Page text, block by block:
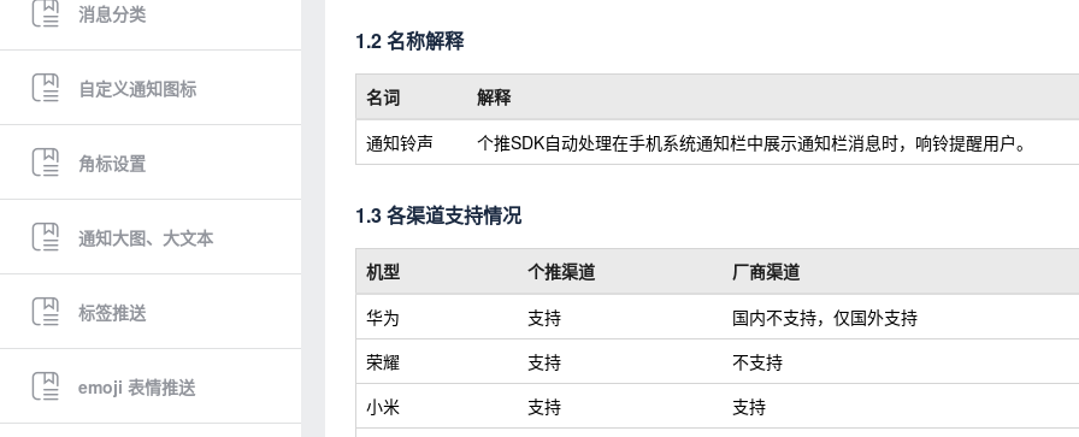
消息分类
自定义通知图标
角标设置
通知大图、大文本
标签推送
emoji 表情推送
1.2 名称解释
名词
解释
通知铃声
个推SDK自动处理在手机系统通知栏中展示通知栏消息时，响铃提醒用户。
1.3 各渠道支持情况
机型 个推渠道
厂商渠道
华为
支持
国内不支持，仅国外支持
荣耀
支持
不支持
小米
支持
支持